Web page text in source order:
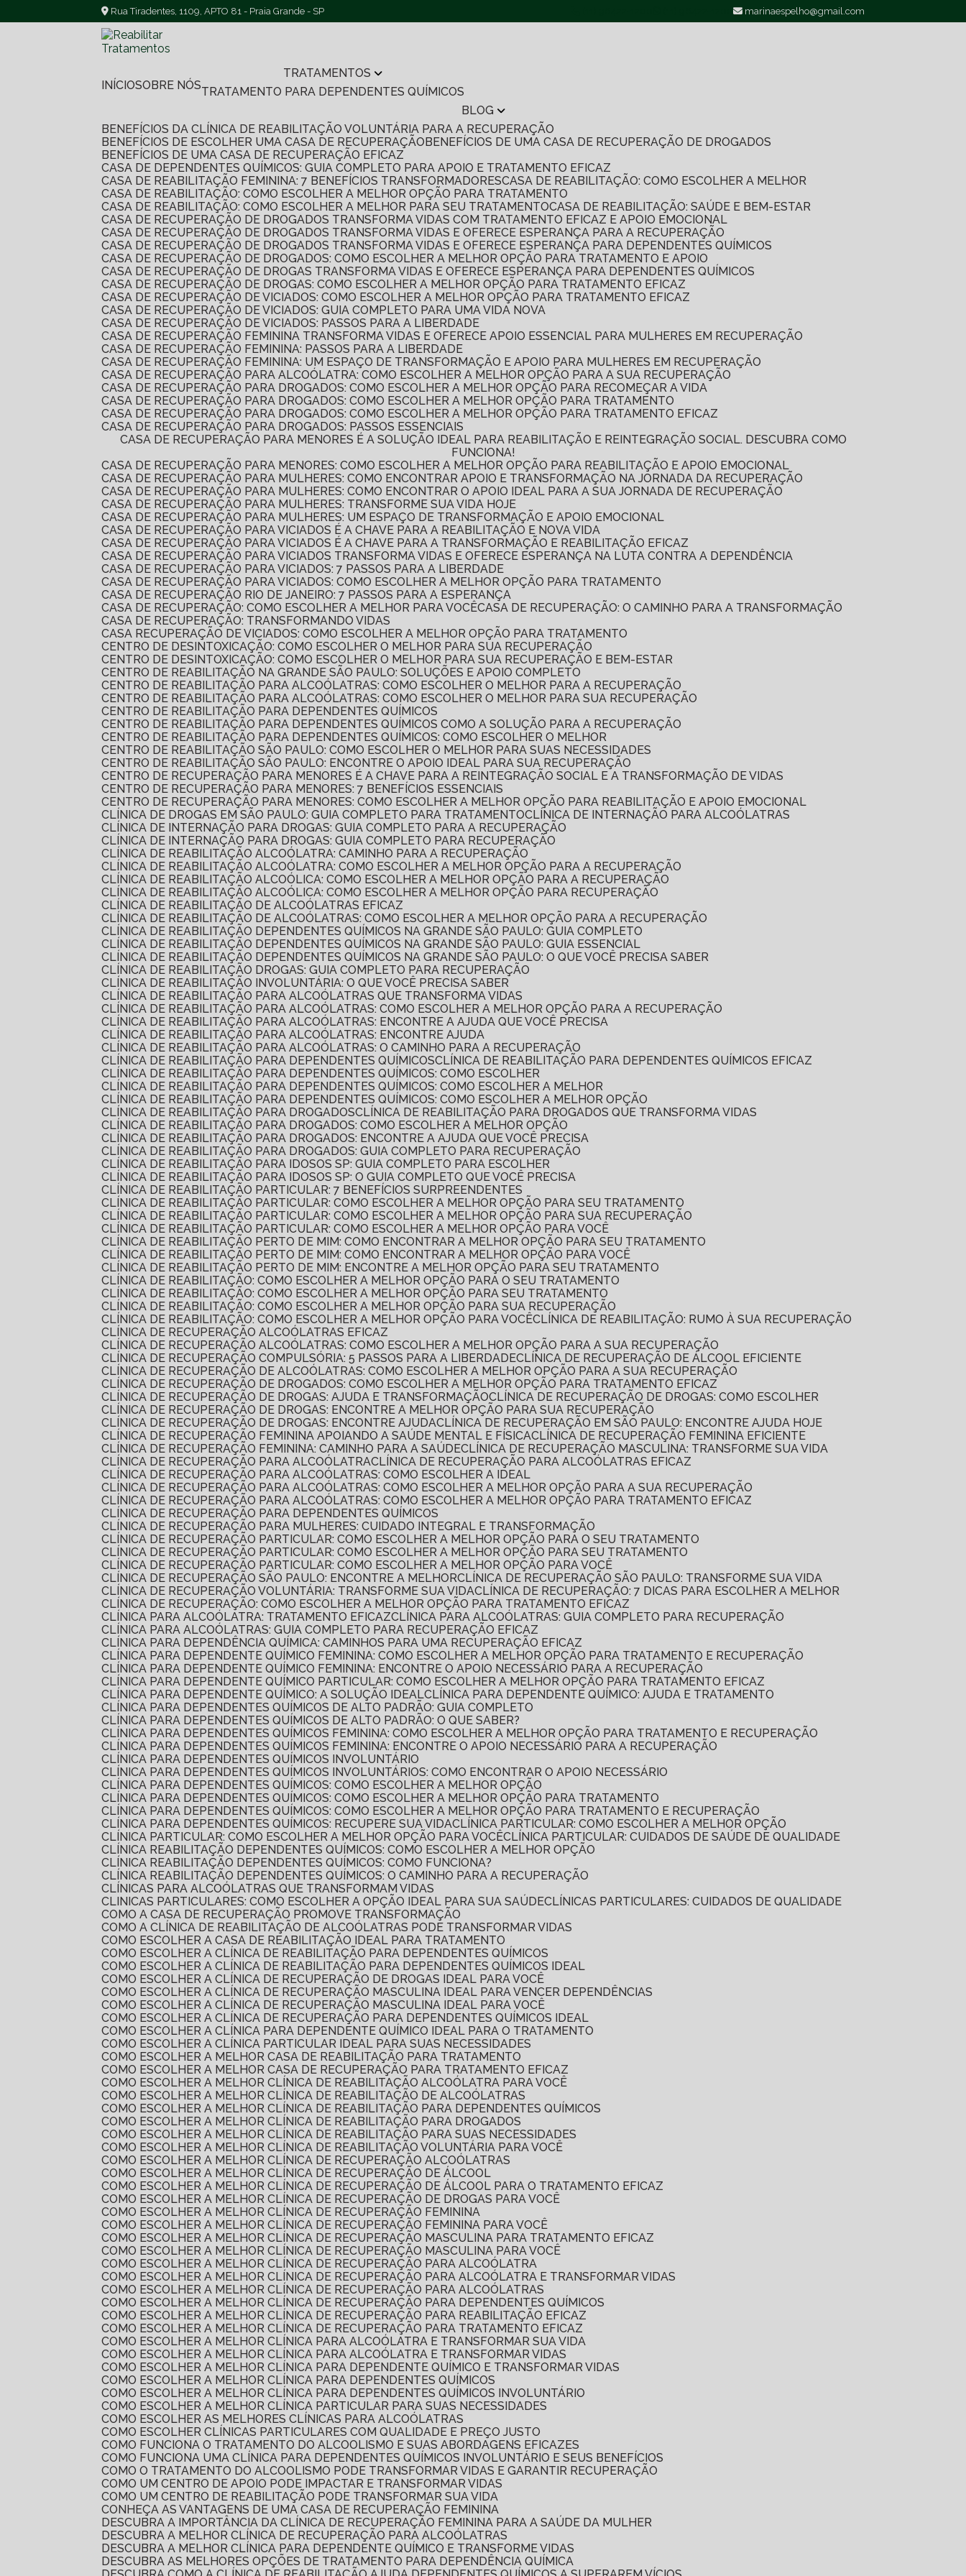
Rua Tiradentes, 1109, APTO 81 - Praia Grande - SP marinaespelho@gmail.com
INÍCIO SOBRE NÓS
TRATAMENTOS
TRATAMENTO PARA DEPENDENTES QUÍMICOS
BLOG
BENEFÍCIOS DA CLÍNICA DE REABILITAÇÃO VOLUNTÁRIA PARA A RECUPERAÇÃO
BENEFÍCIOS DE ESCOLHER UMA CASA DE RECUPERAÇÃO
BENEFÍCIOS DE UMA CASA DE RECUPERAÇÃO DE DROGADOS
BENEFÍCIOS DE UMA CASA DE RECUPERAÇÃO EFICAZ
CASA DE DEPENDENTES QUÍMICOS: GUIA COMPLETO PARA APOIO E TRATAMENTO EFICAZ
CASA DE REABILITAÇÃO FEMININA: 7 BENEFÍCIOS TRANSFORMADORES CASA DE REABILITAÇÃO: COMO ESCOLHER A MELHOR
CASA DE REABILITAÇÃO: COMO ESCOLHER A MELHOR OPÇÃO PARA TRATAMENTO
CASA DE REABILITAÇÃO: COMO ESCOLHER A MELHOR PARA SEU TRATAMENTO CASA DE REABILITAÇÃO: SAÚDE E BEM-ESTAR
CASA DE RECUPERAÇÃO DE DROGADOS TRANSFORMA VIDAS COM TRATAMENTO EFICAZ E APOIO EMOCIONAL
CASA DE RECUPERAÇÃO DE DROGADOS TRANSFORMA VIDAS E OFERECE ESPERANÇA PARA A RECUPERAÇÃO
CASA DE RECUPERAÇÃO DE DROGADOS TRANSFORMA VIDAS E OFERECE ESPERANÇA PARA DEPENDENTES QUÍMICOS
CASA DE RECUPERAÇÃO DE DROGADOS: COMO ESCOLHER A MELHOR OPÇÃO PARA TRATAMENTO E APOIO
CASA DE RECUPERAÇÃO DE DROGAS TRANSFORMA VIDAS E OFERECE ESPERANÇA PARA DEPENDENTES QUÍMICOS
CASA DE RECUPERAÇÃO DE DROGAS: COMO ESCOLHER A MELHOR OPÇÃO PARA TRATAMENTO EFICAZ
CASA DE RECUPERAÇÃO DE VICIADOS: COMO ESCOLHER A MELHOR OPÇÃO PARA TRATAMENTO EFICAZ
CASA DE RECUPERAÇÃO DE VICIADOS: GUIA COMPLETO PARA UMA VIDA NOVA
CASA DE RECUPERAÇÃO DE VICIADOS: PASSOS PARA A LIBERDADE
CASA DE RECUPERAÇÃO FEMININA TRANSFORMA VIDAS E OFERECE APOIO ESSENCIAL PARA MULHERES EM RECUPERAÇÃO
CASA DE RECUPERAÇÃO FEMININA: PASSOS PARA A LIBERDADE
CASA DE RECUPERAÇÃO FEMININA: UM ESPAÇO DE TRANSFORMAÇÃO E APOIO PARA MULHERES EM RECUPERAÇÃO
CASA DE RECUPERAÇÃO PARA ALCOÓLATRA: COMO ESCOLHER A MELHOR OPÇÃO PARA A SUA RECUPERAÇÃO
CASA DE RECUPERAÇÃO PARA DROGADOS: COMO ESCOLHER A MELHOR OPÇÃO PARA RECOMEÇAR A VIDA
CASA DE RECUPERAÇÃO PARA DROGADOS: COMO ESCOLHER A MELHOR OPÇÃO PARA TRATAMENTO
CASA DE RECUPERAÇÃO PARA DROGADOS: COMO ESCOLHER A MELHOR OPÇÃO PARA TRATAMENTO EFICAZ
CASA DE RECUPERAÇÃO PARA DROGADOS: PASSOS ESSENCIAIS
CASA DE RECUPERAÇÃO PARA MENORES É A SOLUÇÃO IDEAL PARA REABILITAÇÃO E REINTEGRAÇÃO SOCIAL. DESCUBRA COMO
FUNCIONA!
CASA DE RECUPERAÇÃO PARA MENORES: COMO ESCOLHER A MELHOR OPÇÃO PARA REABILITAÇÃO E APOIO EMOCIONAL
CASA DE RECUPERAÇÃO PARA MULHERES: COMO ENCONTRAR APOIO E TRANSFORMAÇÃO NA JORNADA DA RECUPERAÇÃO
CASA DE RECUPERAÇÃO PARA MULHERES: COMO ENCONTRAR O APOIO IDEAL PARA A SUA JORNADA DE RECUPERAÇÃO
CASA DE RECUPERAÇÃO PARA MULHERES: TRANSFORME SUA VIDA HOJE
CASA DE RECUPERAÇÃO PARA MULHERES: UM ESPAÇO DE TRANSFORMAÇÃO E APOIO EMOCIONAL
CASA DE RECUPERAÇÃO PARA VICIADOS É A CHAVE PARA A REABILITAÇÃO E NOVA VIDA
CASA DE RECUPERAÇÃO PARA VICIADOS É A CHAVE PARA A TRANSFORMAÇÃO E REABILITAÇÃO EFICAZ
CASA DE RECUPERAÇÃO PARA VICIADOS TRANSFORMA VIDAS E OFERECE ESPERANÇA NA LUTA CONTRA A DEPENDÊNCIA
CASA DE RECUPERAÇÃO PARA VICIADOS: 7 PASSOS PARA A LIBERDADE
CASA DE RECUPERAÇÃO PARA VICIADOS: COMO ESCOLHER A MELHOR OPÇÃO PARA TRATAMENTO
CASA DE RECUPERAÇÃO RIO DE JANEIRO: 7 PASSOS PARA A ESPERANÇA
CASA DE RECUPERAÇÃO: COMO ESCOLHER A MELHOR PARA VOCÊ CASA DE RECUPERAÇÃO: O CAMINHO PARA A TRANSFORMAÇÃO
CASA DE RECUPERAÇÃO: TRANSFORMANDO VIDAS
CASA RECUPERAÇÃO DE VICIADOS: COMO ESCOLHER A MELHOR OPÇÃO PARA TRATAMENTO
CENTRO DE DESINTOXICAÇÃO: COMO ESCOLHER O MELHOR PARA SUA RECUPERAÇÃO
CENTRO DE DESINTOXICAÇÃO: COMO ESCOLHER O MELHOR PARA SUA RECUPERAÇÃO E BEM-ESTAR
CENTRO DE REABILITAÇÃO NA GRANDE SÃO PAULO: SOLUÇÕES E APOIO COMPLETO
CENTRO DE REABILITAÇÃO PARA ALCOÓLATRAS: COMO ESCOLHER O MELHOR PARA A RECUPERAÇÃO
CENTRO DE REABILITAÇÃO PARA ALCOÓLATRAS: COMO ESCOLHER O MELHOR PARA SUA RECUPERAÇÃO
CENTRO DE REABILITAÇÃO PARA DEPENDENTES QUÍMICOS
CENTRO DE REABILITAÇÃO PARA DEPENDENTES QUÍMICOS COMO A SOLUÇÃO PARA A RECUPERAÇÃO
CENTRO DE REABILITAÇÃO PARA DEPENDENTES QUÍMICOS: COMO ESCOLHER O MELHOR
CENTRO DE REABILITAÇÃO SÃO PAULO: COMO ESCOLHER O MELHOR PARA SUAS NECESSIDADES
CENTRO DE REABILITAÇÃO SÃO PAULO: ENCONTRE O APOIO IDEAL PARA SUA RECUPERAÇÃO
CENTRO DE RECUPERAÇÃO PARA MENORES É A CHAVE PARA A REINTEGRAÇÃO SOCIAL E A TRANSFORMAÇÃO DE VIDAS
CENTRO DE RECUPERAÇÃO PARA MENORES: 7 BENEFÍCIOS ESSENCIAIS
CENTRO DE RECUPERAÇÃO PARA MENORES: COMO ESCOLHER A MELHOR OPÇÃO PARA REABILITAÇÃO E APOIO EMOCIONAL
CLÍNICA DE DROGAS EM SÃO PAULO: GUIA COMPLETO PARA TRATAMENTO
CLÍNICA DE INTERNAÇÃO PARA ALCOÓLATRAS
CLÍNICA DE INTERNAÇÃO PARA DROGAS: GUIA COMPLETO PARA A RECUPERAÇÃO
CLÍNICA DE INTERNAÇÃO PARA DROGAS: GUIA COMPLETO PARA RECUPERAÇÃO
CLÍNICA DE REABILITAÇÃO ALCOÓLATRA: CAMINHO PARA A RECUPERAÇÃO
CLÍNICA DE REABILITAÇÃO ALCOÓLATRA: COMO ESCOLHER A MELHOR OPÇÃO PARA A RECUPERAÇÃO
CLÍNICA DE REABILITAÇÃO ALCOÓLICA: COMO ESCOLHER A MELHOR OPÇÃO PARA A RECUPERAÇÃO
CLÍNICA DE REABILITAÇÃO ALCOÓLICA: COMO ESCOLHER A MELHOR OPÇÃO PARA RECUPERAÇÃO
CLÍNICA DE REABILITAÇÃO DE ALCOÓLATRAS EFICAZ
CLÍNICA DE REABILITAÇÃO DE ALCOÓLATRAS: COMO ESCOLHER A MELHOR OPÇÃO PARA A RECUPERAÇÃO
CLÍNICA DE REABILITAÇÃO DEPENDENTES QUÍMICOS NA GRANDE SÃO PAULO: GUIA COMPLETO
CLÍNICA DE REABILITAÇÃO DEPENDENTES QUÍMICOS NA GRANDE SÃO PAULO: GUIA ESSENCIAL
CLÍNICA DE REABILITAÇÃO DEPENDENTES QUÍMICOS NA GRANDE SÃO PAULO: O QUE VOCÊ PRECISA SABER
CLÍNICA DE REABILITAÇÃO DROGAS: GUIA COMPLETO PARA RECUPERAÇÃO
CLÍNICA DE REABILITAÇÃO INVOLUNTÁRIA: O QUE VOCÊ PRECISA SABER
CLÍNICA DE REABILITAÇÃO PARA ALCOÓLATRAS QUE TRANSFORMA VIDAS
CLÍNICA DE REABILITAÇÃO PARA ALCOÓLATRAS: COMO ESCOLHER A MELHOR OPÇÃO PARA A RECUPERAÇÃO
CLÍNICA DE REABILITAÇÃO PARA ALCOÓLATRAS: ENCONTRE A AJUDA QUE VOCÊ PRECISA
CLÍNICA DE REABILITAÇÃO PARA ALCOÓLATRAS: ENCONTRE AJUDA
CLÍNICA DE REABILITAÇÃO PARA ALCOÓLATRAS: O CAMINHO PARA A RECUPERAÇÃO
CLÍNICA DE REABILITAÇÃO PARA DEPENDENTES QUÍMICOS
CLÍNICA DE REABILITAÇÃO PARA DEPENDENTES QUÍMICOS EFICAZ
CLÍNICA DE REABILITAÇÃO PARA DEPENDENTES QUÍMICOS: COMO ESCOLHER
CLÍNICA DE REABILITAÇÃO PARA DEPENDENTES QUÍMICOS: COMO ESCOLHER A MELHOR
CLÍNICA DE REABILITAÇÃO PARA DEPENDENTES QUÍMICOS: COMO ESCOLHER A MELHOR OPÇÃO
CLÍNICA DE REABILITAÇÃO PARA DROGADOS
CLÍNICA DE REABILITAÇÃO PARA DROGADOS QUE TRANSFORMA VIDAS
CLÍNICA DE REABILITAÇÃO PARA DROGADOS: COMO ESCOLHER A MELHOR OPÇÃO
CLÍNICA DE REABILITAÇÃO PARA DROGADOS: ENCONTRE A AJUDA QUE VOCÊ PRECISA
CLÍNICA DE REABILITAÇÃO PARA DROGADOS: GUIA COMPLETO PARA RECUPERAÇÃO
CLÍNICA DE REABILITAÇÃO PARA IDOSOS SP: GUIA COMPLETO PARA ESCOLHER
CLÍNICA DE REABILITAÇÃO PARA IDOSOS SP: O GUIA COMPLETO QUE VOCÊ PRECISA
CLÍNICA DE REABILITAÇÃO PARTICULAR: 7 BENEFÍCIOS SURPREENDENTES
CLÍNICA DE REABILITAÇÃO PARTICULAR: COMO ESCOLHER A MELHOR OPÇÃO PARA SEU TRATAMENTO
CLÍNICA DE REABILITAÇÃO PARTICULAR: COMO ESCOLHER A MELHOR OPÇÃO PARA SUA RECUPERAÇÃO
CLÍNICA DE REABILITAÇÃO PARTICULAR: COMO ESCOLHER A MELHOR OPÇÃO PARA VOCÊ
CLÍNICA DE REABILITAÇÃO PERTO DE MIM: COMO ENCONTRAR A MELHOR OPÇÃO PARA SEU TRATAMENTO
CLÍNICA DE REABILITAÇÃO PERTO DE MIM: COMO ENCONTRAR A MELHOR OPÇÃO PARA VOCÊ
CLÍNICA DE REABILITAÇÃO PERTO DE MIM: ENCONTRE A MELHOR OPÇÃO PARA SEU TRATAMENTO
CLÍNICA DE REABILITAÇÃO: COMO ESCOLHER A MELHOR OPÇÃO PARA O SEU TRATAMENTO
CLÍNICA DE REABILITAÇÃO: COMO ESCOLHER A MELHOR OPÇÃO PARA SEU TRATAMENTO
CLÍNICA DE REABILITAÇÃO: COMO ESCOLHER A MELHOR OPÇÃO PARA SUA RECUPERAÇÃO
CLÍNICA DE REABILITAÇÃO: COMO ESCOLHER A MELHOR OPÇÃO PARA VOCÊ
CLÍNICA DE REABILITAÇÃO: RUMO À SUA RECUPERAÇÃO
CLÍNICA DE RECUPERAÇÃO ALCOÓLATRAS EFICAZ
CLÍNICA DE RECUPERAÇÃO ALCOÓLATRAS: COMO ESCOLHER A MELHOR OPÇÃO PARA A SUA RECUPERAÇÃO
CLÍNICA DE RECUPERAÇÃO COMPULSÓRIA: 5 PASSOS PARA A LIBERDADE
CLÍNICA DE RECUPERAÇÃO DE ÁLCOOL EFICIENTE
CLÍNICA DE RECUPERAÇÃO DE ALCOÓLATRAS: COMO ESCOLHER A MELHOR OPÇÃO PARA A SUA RECUPERAÇÃO
CLÍNICA DE RECUPERAÇÃO DE DROGADOS: COMO ESCOLHER A MELHOR OPÇÃO PARA TRATAMENTO EFICAZ
CLÍNICA DE RECUPERAÇÃO DE DROGAS: AJUDA E TRANSFORMAÇÃO
CLÍNICA DE RECUPERAÇÃO DE DROGAS: COMO ESCOLHER
CLÍNICA DE RECUPERAÇÃO DE DROGAS: ENCONTRE A MELHOR OPÇÃO PARA SUA RECUPERAÇÃO
CLÍNICA DE RECUPERAÇÃO DE DROGAS: ENCONTRE AJUDA
CLÍNICA DE RECUPERAÇÃO EM SÃO PAULO: ENCONTRE AJUDA HOJE
CLÍNICA DE RECUPERAÇÃO FEMININA APOIANDO A SAÚDE MENTAL E FÍSICA
CLÍNICA DE RECUPERAÇÃO FEMININA EFICIENTE
CLÍNICA DE RECUPERAÇÃO FEMININA: CAMINHO PARA A SAÚDE
CLÍNICA DE RECUPERAÇÃO MASCULINA: TRANSFORME SUA VIDA
CLÍNICA DE RECUPERAÇÃO PARA ALCOÓLATRA
CLÍNICA DE RECUPERAÇÃO PARA ALCOÓLATRAS EFICAZ
CLÍNICA DE RECUPERAÇÃO PARA ALCOÓLATRAS: COMO ESCOLHER A IDEAL
CLÍNICA DE RECUPERAÇÃO PARA ALCOÓLATRAS: COMO ESCOLHER A MELHOR OPÇÃO PARA A SUA RECUPERAÇÃO
CLÍNICA DE RECUPERAÇÃO PARA ALCOÓLATRAS: COMO ESCOLHER A MELHOR OPÇÃO PARA TRATAMENTO EFICAZ
CLÍNICA DE RECUPERAÇÃO PARA DEPENDENTES QUÍMICOS
CLÍNICA DE RECUPERAÇÃO PARA MULHERES: CUIDADO INTEGRAL E TRANSFORMAÇÃO
CLÍNICA DE RECUPERAÇÃO PARTICULAR: COMO ESCOLHER A MELHOR OPÇÃO PARA O SEU TRATAMENTO
CLÍNICA DE RECUPERAÇÃO PARTICULAR: COMO ESCOLHER A MELHOR OPÇÃO PARA SEU TRATAMENTO
CLÍNICA DE RECUPERAÇÃO PARTICULAR: COMO ESCOLHER A MELHOR OPÇÃO PARA VOCÊ
CLÍNICA DE RECUPERAÇÃO SÃO PAULO: ENCONTRE A MELHOR
CLÍNICA DE RECUPERAÇÃO SÃO PAULO: TRANSFORME SUA VIDA
CLÍNICA DE RECUPERAÇÃO VOLUNTÁRIA: TRANSFORME SUA VIDA
CLÍNICA DE RECUPERAÇÃO: 7 DICAS PARA ESCOLHER A MELHOR
CLÍNICA DE RECUPERAÇÃO: COMO ESCOLHER A MELHOR OPÇÃO PARA TRATAMENTO EFICAZ
CLÍNICA PARA ALCOÓLATRA: TRATAMENTO EFICAZ
CLÍNICA PARA ALCOÓLATRAS: GUIA COMPLETO PARA RECUPERAÇÃO
CLÍNICA PARA ALCOÓLATRAS: GUIA COMPLETO PARA RECUPERAÇÃO EFICAZ
CLÍNICA PARA DEPENDÊNCIA QUÍMICA: CAMINHOS PARA UMA RECUPERAÇÃO EFICAZ
CLÍNICA PARA DEPENDENTE QUÍMICO FEMININA: COMO ESCOLHER A MELHOR OPÇÃO PARA TRATAMENTO E RECUPERAÇÃO
CLÍNICA PARA DEPENDENTE QUÍMICO FEMININA: ENCONTRE O APOIO NECESSÁRIO PARA A RECUPERAÇÃO
CLÍNICA PARA DEPENDENTE QUÍMICO PARTICULAR: COMO ESCOLHER A MELHOR OPÇÃO PARA TRATAMENTO EFICAZ
CLÍNICA PARA DEPENDENTE QUÍMICO: A SOLUÇÃO IDEAL
CLÍNICA PARA DEPENDENTE QUÍMICO: AJUDA E TRATAMENTO
CLÍNICA PARA DEPENDENTES QUÍMICOS DE ALTO PADRÃO: GUIA COMPLETO
CLÍNICA PARA DEPENDENTES QUÍMICOS DE ALTO PADRÃO: O QUE SABER?
CLÍNICA PARA DEPENDENTES QUÍMICOS FEMININA: COMO ESCOLHER A MELHOR OPÇÃO PARA TRATAMENTO E RECUPERAÇÃO
CLÍNICA PARA DEPENDENTES QUÍMICOS FEMININA: ENCONTRE O APOIO NECESSÁRIO PARA A RECUPERAÇÃO
CLÍNICA PARA DEPENDENTES QUÍMICOS INVOLUNTÁRIO
CLÍNICA PARA DEPENDENTES QUÍMICOS INVOLUNTÁRIOS: COMO ENCONTRAR O APOIO NECESSÁRIO
CLÍNICA PARA DEPENDENTES QUÍMICOS: COMO ESCOLHER A MELHOR OPÇÃO
CLÍNICA PARA DEPENDENTES QUÍMICOS: COMO ESCOLHER A MELHOR OPÇÃO PARA TRATAMENTO
CLÍNICA PARA DEPENDENTES QUÍMICOS: COMO ESCOLHER A MELHOR OPÇÃO PARA TRATAMENTO E RECUPERAÇÃO
CLÍNICA PARA DEPENDENTES QUÍMICOS: RECUPERE SUA VIDA
CLÍNICA PARTICULAR: COMO ESCOLHER A MELHOR OPÇÃO
CLÍNICA PARTICULAR: COMO ESCOLHER A MELHOR OPÇÃO PARA VOCÊ
CLÍNICA PARTICULAR: CUIDADOS DE SAÚDE DE QUALIDADE
CLÍNICA REABILITAÇÃO DEPENDENTES QUÍMICOS: COMO ESCOLHER A MELHOR OPÇÃO
CLÍNICA REABILITAÇÃO DEPENDENTES QUÍMICOS: COMO FUNCIONA?
CLÍNICA REABILITAÇÃO DEPENDENTES QUÍMICOS: O CAMINHO PARA A RECUPERAÇÃO
CLÍNICAS PARA ALCOÓLATRAS QUE TRANSFORMAM VIDAS
CLINICAS PARTICULARES: COMO ESCOLHER A OPÇÃO IDEAL PARA SUA SAÚDE
CLÍNICAS PARTICULARES: CUIDADOS DE QUALIDADE
COMO A CASA DE RECUPERAÇÃO PROMOVE TRANSFORMAÇÃO
COMO A CLÍNICA DE REABILITAÇÃO DE ALCOÓLATRAS PODE TRANSFORMAR VIDAS
COMO ESCOLHER A CASA DE REABILITAÇÃO IDEAL PARA TRATAMENTO
COMO ESCOLHER A CLÍNICA DE REABILITAÇÃO PARA DEPENDENTES QUÍMICOS
COMO ESCOLHER A CLÍNICA DE REABILITAÇÃO PARA DEPENDENTES QUÍMICOS IDEAL
COMO ESCOLHER A CLÍNICA DE RECUPERAÇÃO DE DROGAS IDEAL PARA VOCÊ
COMO ESCOLHER A CLÍNICA DE RECUPERAÇÃO MASCULINA IDEAL PARA VENCER DEPENDÊNCIAS
COMO ESCOLHER A CLÍNICA DE RECUPERAÇÃO MASCULINA IDEAL PARA VOCÊ
COMO ESCOLHER A CLÍNICA DE RECUPERAÇÃO PARA DEPENDENTES QUÍMICOS IDEAL
COMO ESCOLHER A CLÍNICA PARA DEPENDENTE QUÍMICO IDEAL PARA O TRATAMENTO
COMO ESCOLHER A CLÍNICA PARTICULAR IDEAL PARA SUAS NECESSIDADES
COMO ESCOLHER A MELHOR CASA DE REABILITAÇÃO PARA TRATAMENTO
COMO ESCOLHER A MELHOR CASA DE RECUPERAÇÃO PARA TRATAMENTO EFICAZ
COMO ESCOLHER A MELHOR CLÍNICA DE REABILITAÇÃO ALCOÓLATRA PARA VOCÊ
COMO ESCOLHER A MELHOR CLÍNICA DE REABILITAÇÃO DE ALCOÓLATRAS
COMO ESCOLHER A MELHOR CLÍNICA DE REABILITAÇÃO PARA DEPENDENTES QUÍMICOS
COMO ESCOLHER A MELHOR CLÍNICA DE REABILITAÇÃO PARA DROGADOS
COMO ESCOLHER A MELHOR CLÍNICA DE REABILITAÇÃO PARA SUAS NECESSIDADES
COMO ESCOLHER A MELHOR CLÍNICA DE REABILITAÇÃO VOLUNTÁRIA PARA VOCÊ
COMO ESCOLHER A MELHOR CLÍNICA DE RECUPERAÇÃO ALCOÓLATRAS
COMO ESCOLHER A MELHOR CLÍNICA DE RECUPERAÇÃO DE ÁLCOOL
COMO ESCOLHER A MELHOR CLÍNICA DE RECUPERAÇÃO DE ÁLCOOL PARA O TRATAMENTO EFICAZ
COMO ESCOLHER A MELHOR CLÍNICA DE RECUPERAÇÃO DE DROGAS PARA VOCÊ
COMO ESCOLHER A MELHOR CLÍNICA DE RECUPERAÇÃO FEMININA
COMO ESCOLHER A MELHOR CLÍNICA DE RECUPERAÇÃO FEMININA PARA VOCÊ
COMO ESCOLHER A MELHOR CLÍNICA DE RECUPERAÇÃO MASCULINA PARA TRATAMENTO EFICAZ
COMO ESCOLHER A MELHOR CLÍNICA DE RECUPERAÇÃO MASCULINA PARA VOCÊ
COMO ESCOLHER A MELHOR CLÍNICA DE RECUPERAÇÃO PARA ALCOÓLATRA
COMO ESCOLHER A MELHOR CLÍNICA DE RECUPERAÇÃO PARA ALCOÓLATRA E TRANSFORMAR VIDAS
COMO ESCOLHER A MELHOR CLÍNICA DE RECUPERAÇÃO PARA ALCOÓLATRAS
COMO ESCOLHER A MELHOR CLÍNICA DE RECUPERAÇÃO PARA DEPENDENTES QUÍMICOS
COMO ESCOLHER A MELHOR CLÍNICA DE RECUPERAÇÃO PARA REABILITAÇÃO EFICAZ
COMO ESCOLHER A MELHOR CLÍNICA DE RECUPERAÇÃO PARA TRATAMENTO EFICAZ
COMO ESCOLHER A MELHOR CLÍNICA PARA ALCOÓLATRA E TRANSFORMAR SUA VIDA
COMO ESCOLHER A MELHOR CLÍNICA PARA ALCOÓLATRA E TRANSFORMAR VIDAS
COMO ESCOLHER A MELHOR CLÍNICA PARA DEPENDENTE QUÍMICO E TRANSFORMAR VIDAS
COMO ESCOLHER A MELHOR CLÍNICA PARA DEPENDENTES QUÍMICOS
COMO ESCOLHER A MELHOR CLÍNICA PARA DEPENDENTES QUÍMICOS INVOLUNTÁRIO
COMO ESCOLHER A MELHOR CLÍNICA PARTICULAR PARA SUAS NECESSIDADES
COMO ESCOLHER AS MELHORES CLÍNICAS PARA ALCOÓLATRAS
COMO ESCOLHER CLÍNICAS PARTICULARES COM QUALIDADE E PREÇO JUSTO
COMO FUNCIONA O TRATAMENTO DO ALCOOLISMO E SUAS ABORDAGENS EFICAZES
COMO FUNCIONA UMA CLÍNICA PARA DEPENDENTES QUÍMICOS INVOLUNTÁRIO E SEUS BENEFÍCIOS
COMO O TRATAMENTO DO ALCOOLISMO PODE TRANSFORMAR VIDAS E GARANTIR RECUPERAÇÃO
COMO UM CENTRO DE APOIO PODE IMPACTAR E TRANSFORMAR VIDAS
COMO UM CENTRO DE REABILITAÇÃO PODE TRANSFORMAR SUA VIDA
CONHEÇA AS VANTAGENS DE UMA CASA DE RECUPERAÇÃO FEMININA
DESCUBRA A IMPORTÂNCIA DA CLÍNICA DE RECUPERAÇÃO FEMININA PARA A SAÚDE DA MULHER
DESCUBRA A MELHOR CLÍNICA DE RECUPERAÇÃO PARA ALCOÓLATRAS
DESCUBRA A MELHOR CLÍNICA PARA DEPENDENTE QUÍMICO E TRANSFORME VIDAS
DESCUBRA AS MELHORES OPÇÕES DE TRATAMENTO PARA DEPENDÊNCIA QUÍMICA